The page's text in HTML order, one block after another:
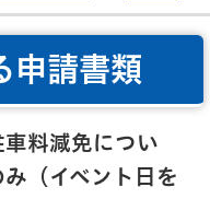
申請書類
料減免につい
（イベント日を